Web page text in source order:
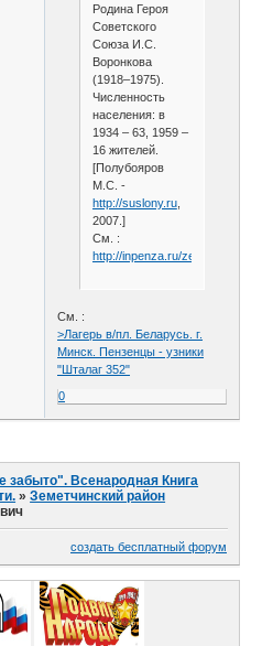
Родина Героя
Советского
Союза И.С.
Воронкова
(1918–1975).
Численность
населения: в
1934 – 63, 1959 –
16 жителей.
[Полубояров
М.С. -
http://suslony.ru,
2007.]
См. :
http://inpenza.ru/zemetchino/
См. :
>Лагерь в/пл. Беларусь. г.
Минск. Пензенцы - узники
"Шталаг 352"
0
забыто". Всенародная Книга
»Земетчинский район
создать бесплатный форум